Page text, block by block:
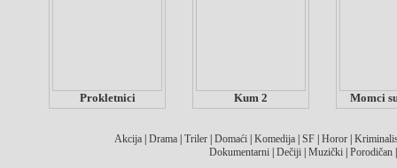
Prokletnici Kum 2 Momci
Akcija| Drama| Triler| Domaći| Komedija| SF| Horor|
Dokumentarni Dečiji Muzički Porodičan